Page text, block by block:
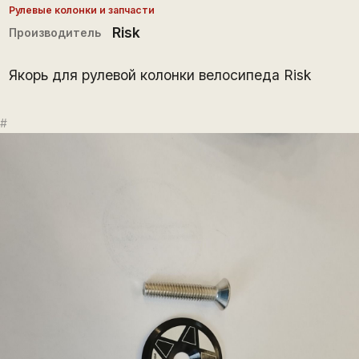
Рулевые колонки и запчасти
Производитель Risk
Якорь для рулевой колонки велосипеда Risk
#